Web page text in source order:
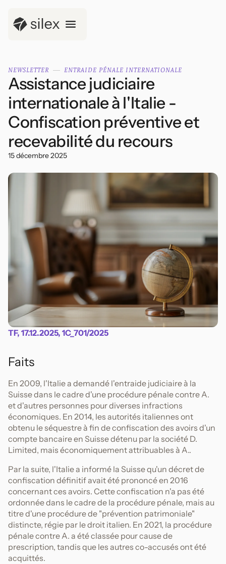
NEWSLETTER ENTRAIDE PÉNALE INTERNATIONALE
Assistance judiciaire
internationale à l'Italie -
Confiscation préventive et
recevabilité du recours
15 décembre 2025
TF, 17.12.2025, 1C_701/2025
Faits
En 2009, l'Italie a demandé l'entraide judiciaire à la
Suisse dans le cadre d'une procédure pénale contre A.
et d'autres personnes pour diverses infractions
économiques. En 2014, les autorités italiennes ont
obtenu le séquestre à fin de confiscation des avoirs d'un
compte bancaire en Suisse détenu par la société D.
Limited, mais économiquement attribuables à A..
Par la suite, l'Italie a informé la Suisse qu'un décret de
confiscation définitif avait été prononcé en 2016
concernant ces avoirs. Cette confiscation n'a pas été
ordonnée dans le cadre de la procédure pénale, mais au
titre d'une procédure de "prévention patrimoniale"
distincte, régie par le droit italien. En 2021, la procédure
pénale contre A. a été classée pour cause de
prescription, tandis que les autres co-accusés ont été
acquittés.